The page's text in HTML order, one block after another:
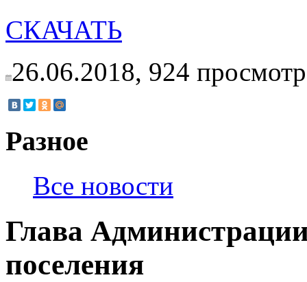
СКАЧАТЬ
26.06.2018, 924
Разное
Все новости
Глава
поселения